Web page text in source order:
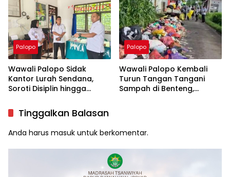
Palopo
Wawali Palopo Sidak
Kantor Lurah Sendana,
Soroti Disiplin hingga
Palopo
Wawali Palopo Kembali
Turun Tangan Tangani
Sampah di Benteng,
Tinggalkan Balasan
Anda harus masuk untuk berkomentar.